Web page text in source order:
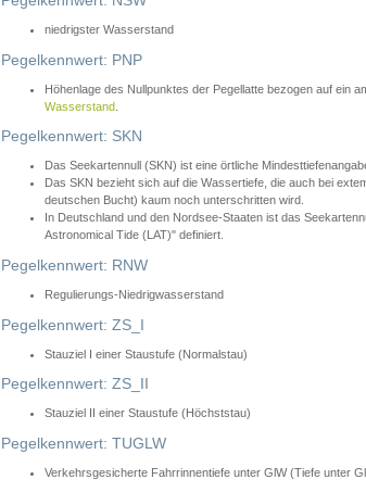
niedrigster Wasserstand
Pegelkennwert: PNP
Höhenlage des Nullpunktes der Pegellatte bezogen auf ein
Wasserstand
Pegelkennwert: SKN
Das Seekartennull (SKN) ist eine örtliche
Das SKN bezieht sich auf die Wassertiefe, die auch bei
deutschen Bucht) kaum noch unterschritten wird.
In Deutschland und den Nordsee-Staaten ist das
Astronomical Tide (LAT)" definiert.
Pegelkennwert: RNW
Regulierungs-Niedrigwasserstand
Pegelkennwert: ZS_I
Stauziel I einer Staustufe (Normalstau)
Pegelkennwert: ZS_II
Stauziel II einer Staustufe (Höchststau)
Pegelkennwert: TUGLW
Verkehrsgesicherte Fahrrinnentiefe unter GlW (Tiefe unter